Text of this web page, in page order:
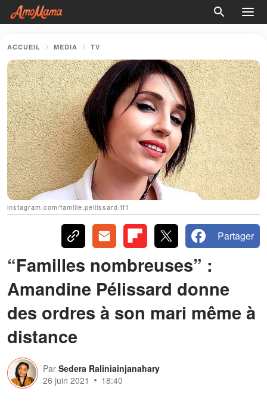
ACCUEIL MEDIA TV
instagram.com/famille.pellissard.tf1
Partager
“Familles nombreuses” :
Amandine Pélissard donne
des ordres à son mari même à
distance
Par Sedera Raliniainjanahary
26 juin 2021
18:40